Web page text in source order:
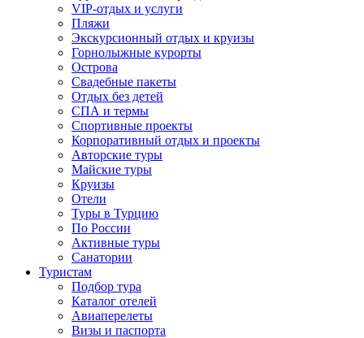
VIP-отдых и услуги
Пляжи
Экскурсионный отдых и круизы
Горнолыжные курорты
Острова
Свадебные пакеты
Отдых без детей
СПА и термы
Спортивные проекты
Корпоративный отдых и проекты
Авторские туры
Майские туры
Круизы
Отели
Туры в Турцию
По России
Активные туры
Санатории
Туристам
Подбор тура
Каталог отелей
Авиаперелеты
Визы и паспорта